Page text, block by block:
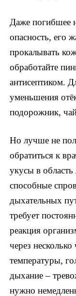
Даже погибшее
опасность, его
прокалывать
обработайте
антисептиком.
уменьшения
подорожник,
Но лучше не
обратиться к
укусы в
способные
дыхательных
требует
реакция
через
температуры,
дыхание –
нужно